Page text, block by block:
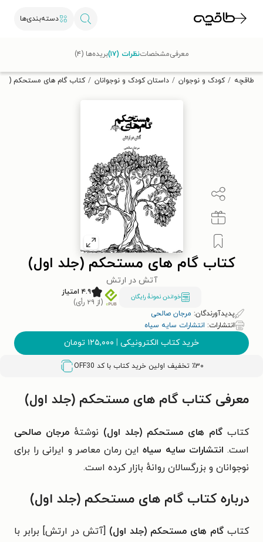
دسته‌بندی‌ها
تخفیف از طاقچه دریافت کن.
طاقچه کودک و نوجوان داستان کودک و نوجوانان کتاب گام های مستحکم
کتاب گام های مستحکم (جلد اول)
آتش در ارتش
خواندن نمونۀ رایگان
۴.۹ امتیاز
(از ۲۹ رأی)
پدیدآورندگان: مرجان صالحی
انتشارات: انتشارات سایه سیاه
خرید کتاب الکترونیکی | ۱۲۵,۰۰۰ تومان
٪۳۰ تخفیف اولین خرید کتاب با کد OFF30
معرفیمشخصاتنظرات (۱۷) بریده‌ها (۴)
معرفی کتاب گام های مستحکم (جلد اول)
کتاب گام های مستحکم (جلد اول) نوشتهٔ مرجان صالحی
است. انتشارات سایه سیاهاین رمان معاصر و ایرانی را برای
نوجوانان و بزرگسالان روانهٔ بازار کرده است.
درباره کتاب گام های مستحکم (جلد اول)
کتاب گام های مستحکم (جلد اول) [آتش در ارتش] برابر با